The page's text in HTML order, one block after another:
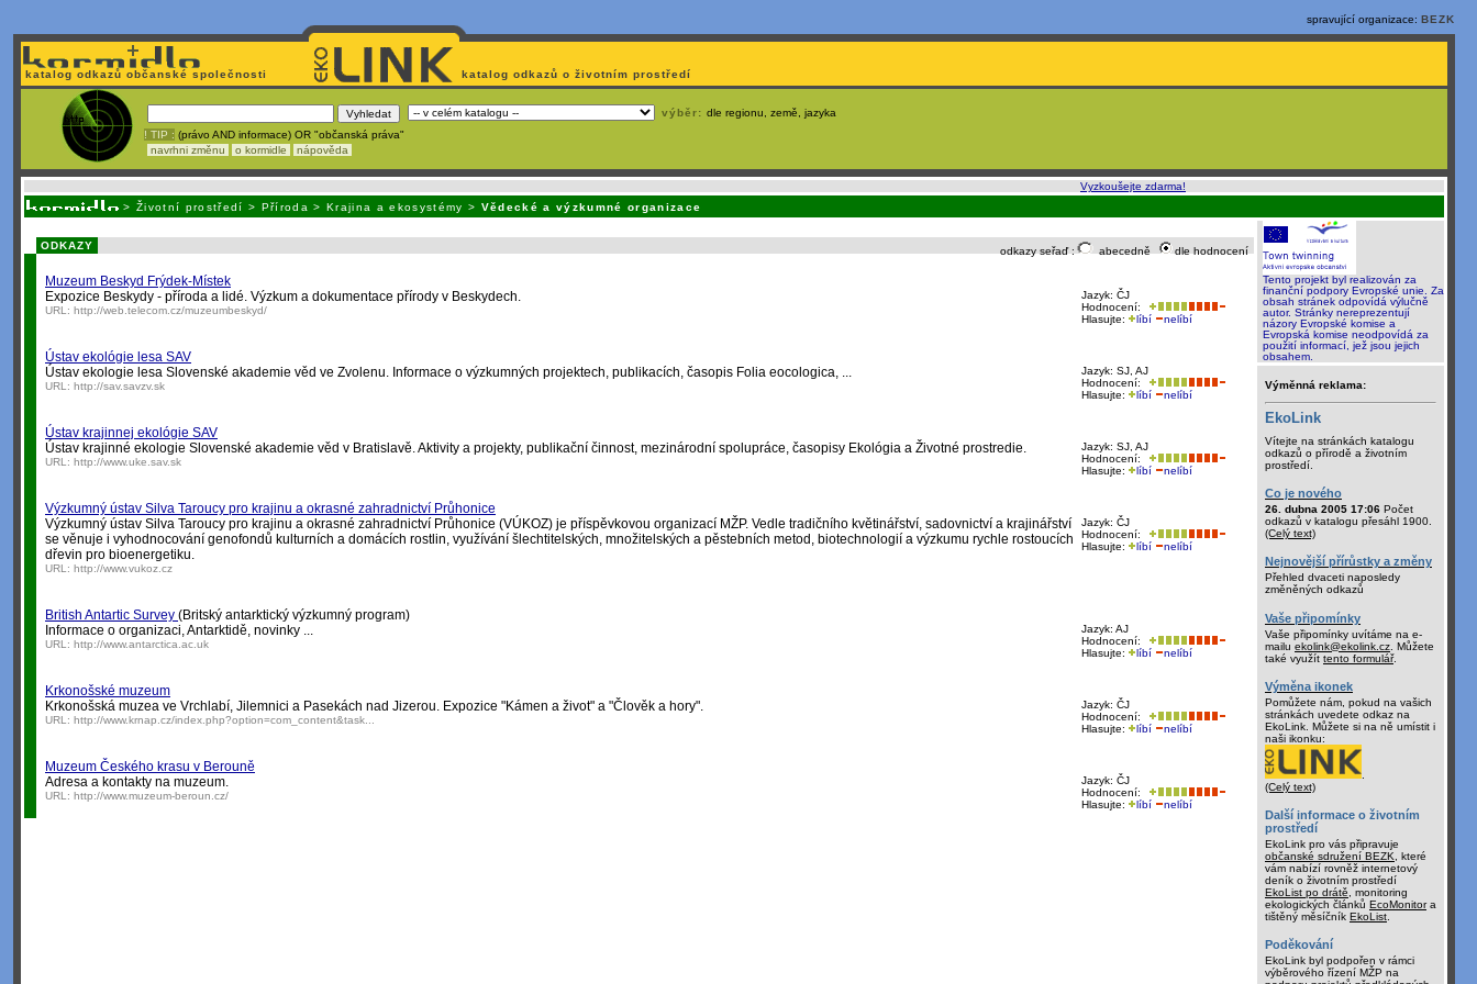
spravující organizace: BEZK
katalog odkazů občanské společnosti katalog odkazů o životním prostředí
výběr: dle regionu, země, jazyka
! TIP : (právo AND informace) OR "občanská práva"
navrhni změnu
o kormidle nápověda
Vyzkoušejte zdarma!
> Životní prostředí > Příroda >Krajina a ekosystémy > Vědecké a výzkumné organizace
odkazy seřaď : abecedně dle hodnocení
ODKAZY
Muzeum Beskyd Frýdek-Místek
Jazyk: ČJ
Hodnocení:
Hlasujte:
líbí nelíbí
Expozice Beskydy - příroda a lidé. Výzkum a dokumentace přírody v Beskydech.
URL: http://web.telecom.cz/muzeumbeskyd/
Ústav ekológie lesa SAV
Jazyk: SJ, AJ
Hodnocení:
Hlasujte:
líbí nelíbí
Ústav ekologie lesa Slovenské akademie věd ve Zvolenu. Informace o výzkumných projektech, publikacích, časopis Folia eocologica, ...
URL: http://sav.savzv.sk
Ústav krajinnej ekológie SAV
Jazyk: SJ, AJ
Hodnocení:
Hlasujte:
líbí nelíbí
Ústav krajinné ekologie Slovenské akademie věd v Bratislavě. Aktivity a projekty, publikační činnost, mezinárodní spolupráce, časopisy Ekológia a Životné prostredie.
URL: http://www.uke.sav.sk
Výzkumný ústav Silva Taroucy pro krajinu a okrasné zahradnictví Průhonice
Jazyk: ČJ
Hodnocení:
Hlasujte:
líbí nelíbí
Výzkumný ústav Silva Taroucy pro krajinu a okrasné zahradnictví Průhonice (VÚKOZ) je příspěvkovou organizací MŽP. Vedle tradičního květinářství, sadovnictví a krajinářství
se věnuje i vyhodnocování genofondů kulturních a domácích rostlin, využívání šlechtitelských, množitelských a pěstebních metod, biotechnologií a výzkumu rychle rostoucích
dřevin pro bioenergetiku.
URL: http://www.vukoz.cz
British Antartic Survey (Britský antarktický výzkumný program)
Jazyk: AJ
Hodnocení:
Hlasujte:
líbí nelíbí
Informace o organizaci, Antarktidě, novinky ...
URL: http://www.antarctica.ac.uk
Krkonošské muzeum
Jazyk: ČJ
Hodnocení:
Hlasujte:
líbí nelíbí
Krkonošská muzea ve Vrchlabí, Jilemnici a Pasekách nad Jizerou. Expozice "Kámen a život" a "Člověk a hory".
URL: http://www.krnap.cz/index.php?option=com_content&task...
Muzeum Českého krasu v Berouně
Jazyk: ČJ
Hodnocení:
Hlasujte:
líbí nelíbí
Adresa a kontakty na muzeum.
URL: http://www.muzeum-beroun.cz/
Tento projekt byl realizován za
finanční podpory Evropské unie. Za
obsah stránek odpovídá výlučně
autor. Stránky nereprezentují
názory Evropské komise a
Evropská komise neodpovídá za
použití informací, jež jsou jejich
obsahem.
Výměnná reklama:
EkoLink
Vítejte na stránkách katalogu
odkazů o přírodě a životním
prostředí.
Co je nového
26. dubna 2005 17:06 Počet
odkazů v katalogu přesáhl 1900.
(Celý text)
Nejnovější přírůstky a změny
Přehled dvaceti naposledy
změněných odkazů
Vaše připomínky
Vaše připomínky uvítáme na e-
mailu ekolink@ekolink.cz . Můžete
také využít tento formulář.
Výměna ikonek
Pomůžete nám, pokud na vašich
stránkách uvedete odkaz na
EkoLink. Můžete si na ně umístit i
naši ikonku:
(Celý text)
Další informace o životním
prostředí
EkoLink pro vás připravuje
občanské sdružení BEZK , které
vám nabízí rovněž internetový
deník o životním prostředí
EkoList po drátě , monitoring
ekologických článků EcoMonitora
tištěný měsíčník EkoList
Poděkování
EkoLink byl podpořen v rámci
výběrového řízení MŽP na